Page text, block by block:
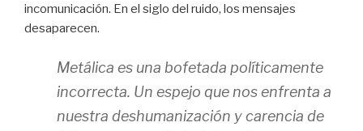
incomunicación. En el siglo del ruido, los mensajes
desaparecen.
Metálica es una bofetada políticamente
incorrecta. Un espejo que nos enfrenta a
nuestra deshumanización y carencia de